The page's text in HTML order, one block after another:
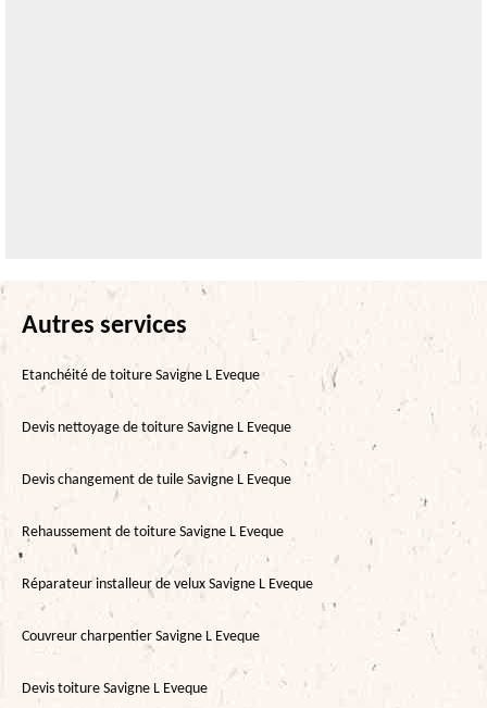
Autres services
Etanchéité de toiture Savigne L Eveque
Devis nettoyage de toiture Savigne L Eveque
Devis changement de tuile Savigne L Eveque
Rehaussement de toiture Savigne L Eveque
Réparateur installeur de velux Savigne L Eveque
Couvreur charpentier Savigne L Eveque
Devis toiture Savigne L Eveque